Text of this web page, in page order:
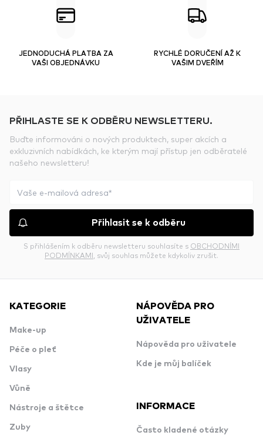
JEDNODUCHÁ PLATBA ZA
VAŠI OBJEDNÁVKU
RYCHLÉ DORUČENÍ AŽ K
VAŠIM DVEŘÍM
PŘIHLASTE SE K ODBĚRU NEWSLETTERU.
Buďte informováni o nových produktech, super akcích a
exkluzivních nabídkách, ke kterým mají přístup jen odběratelé
našeho newsletteru!
Přihlasit se k odběru
S přihlášením k odběru newsletteru souhlasíte s OBCHODNÍMI
PODMÍNKAMI , svůj souhlas můžete kdykoliv zrušit.
KATEGORIE
Make-up
Péče o pleť
Vlasy
Vůně
Nástroje a štětce
Zuby
NÁPOVĚDA PRO
UŽIVATELE
Nápověda pro uživatele
Kde je můj balíček
INFORMACE
Často kladené otázky